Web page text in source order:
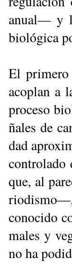
anual— y
bio­ló­gi­ca
El pri­me­ro
aco­plan a
pro­ce­so
ña­les de
dad
con­tro­la­do
que, al
co­no­ci­do
ma­les y
no ha